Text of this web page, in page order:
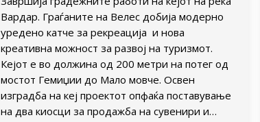
Вардар. Граѓаните на Велес добија модерно
уредено катче за рекреација и нова
креативна можност за развој на туризмот.
Кејот е во должина од 200 метри на потег од
мостот Гемиџии до Мало мовче. Освен
изградба на кеј проектот опфаќа поставување
на два киосци за продажба на сувенири и…